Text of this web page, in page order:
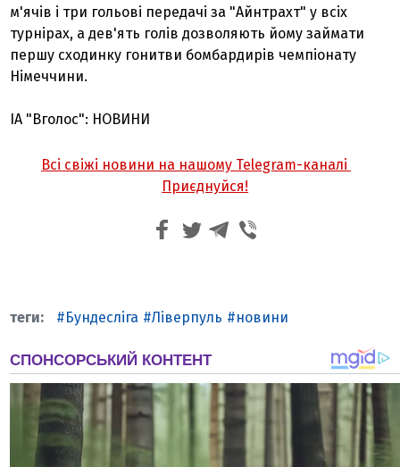
м'ячів і три гольові передачі за "Айнтрахт" у всіх
турнірах, а дев'ять голів дозволяють йому займати
першу сходинку гонитви бомбардирів чемпіонату
Німеччини.
ІА "Вголос": НОВИНИ
Всі свіжі новини на нашому Telegram-каналі
Приєднуйся!
Бундесліга Ліверпуль новини